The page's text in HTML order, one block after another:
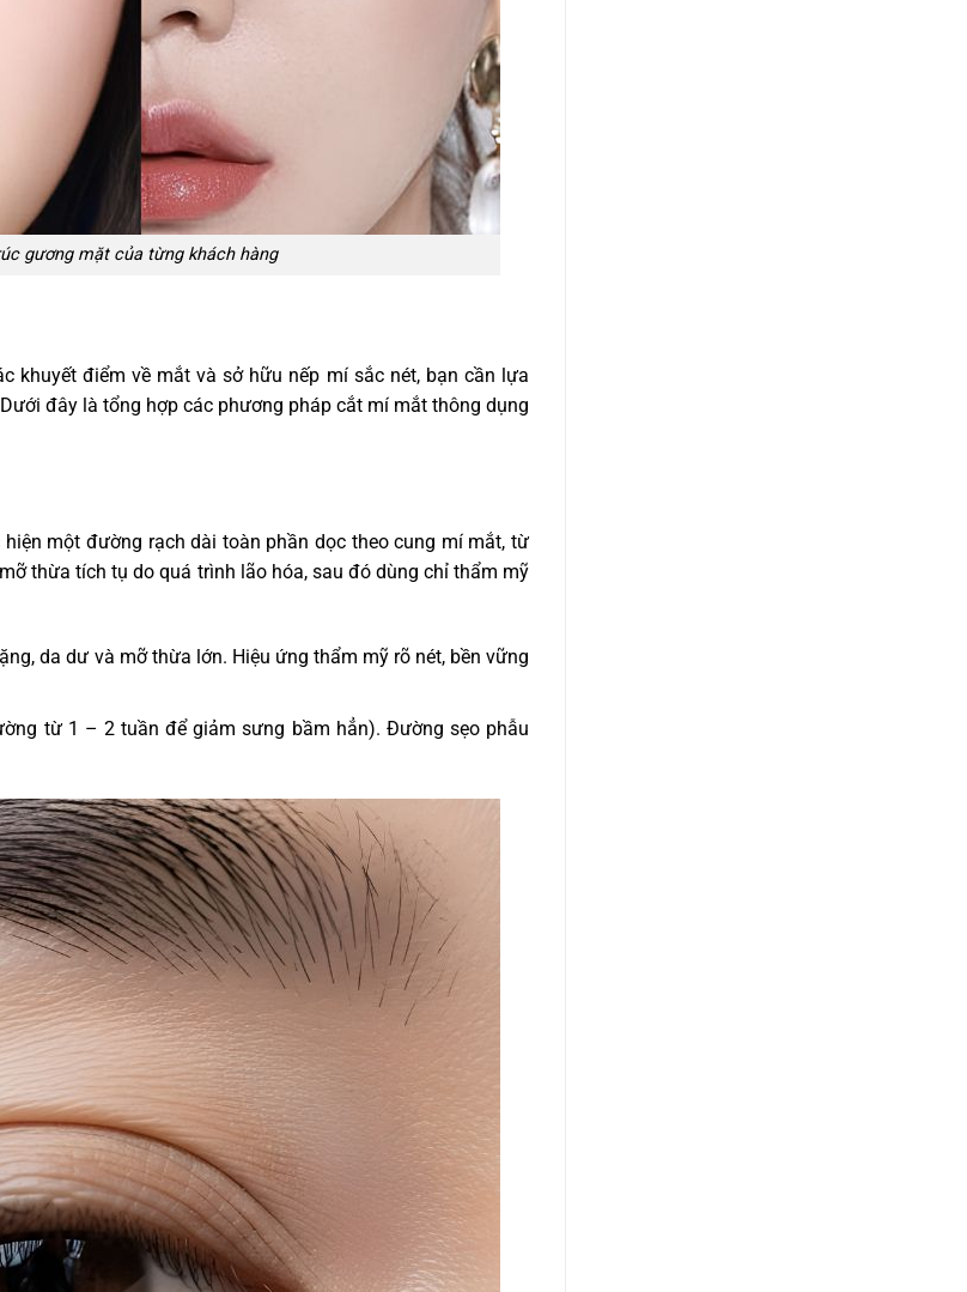
gương mặt của từng khách hàng
khuyết điểm về mắt và sở hữu nếp mí sắc nét, bạn cần lựa
đây là tổng hợp các phương pháp cắt mí mắt thông dụng
một đường rạch dài toàn phần dọc theo cung mí mắt, từ
thừa tích tụ do quá trình lão hóa, sau đó dùng chỉ thẩm mỹ
da dư và mỡ thừa lớn. Hiệu ứng thẩm mỹ rõ nét, bền vững
từ 1 – 2 tuần để giảm sưng bầm hẳn). Đường sẹo phẫu